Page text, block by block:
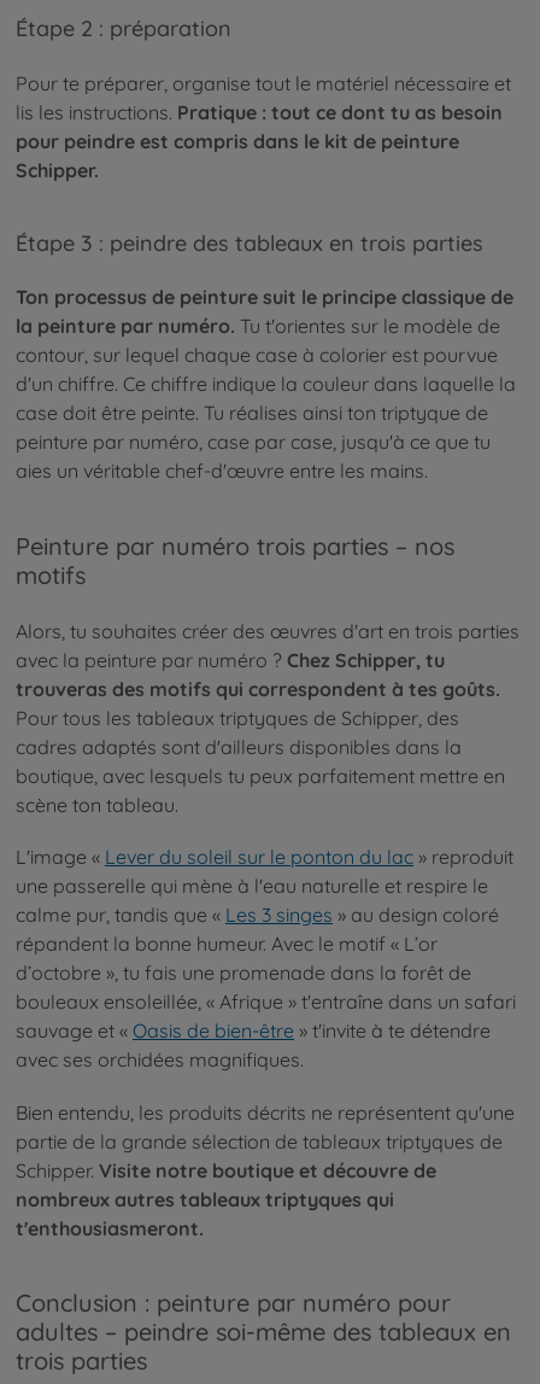
Étape 2 : préparation
Pour te préparer, organise tout le matériel nécessaire et
lis les instructions. Pratique : tout ce dont tu as besoin
pour peindre est compris dans le kit de peinture
Schipper.
Étape 3 : peindre des tableaux en trois parties
Ton processus de peinture suit le principe classique de
la peinture par numéro. Tu t'orientes sur le modèle de
contour, sur lequel chaque case à colorier est pourvue
d'un chiffre. Ce chiffre indique la couleur dans laquelle la
case doit être peinte. Tu réalises ainsi ton triptyque de
peinture par numéro, case par case, jusqu'à ce que tu
aies un véritable chef-d'œuvre entre les mains.
Peinture par numéro trois parties – nos
motifs
Alors, tu souhaites créer des œuvres d'art en trois parties
avec la peinture par numéro ? Chez Schipper, tu
trouveras des motifs qui correspondent à tes goûts.
Pour tous les tableaux triptyques de Schipper, des
cadres adaptés sont d'ailleurs disponibles dans la
boutique, avec lesquels tu peux parfaitement mettre en
scène ton tableau.
L'image « Lever du soleil sur le ponton du lac » reproduit
une passerelle qui mène à l'eau naturelle et respire le
calme pur, tandis que « Les 3 singes » au design coloré
répandent la bonne humeur. Avec le motif « L’or
d’octobre », tu fais une promenade dans la forêt de
bouleaux ensoleillée, « Afrique » t'entraîne dans un safari
sauvage et « Oasis de bien-être » t'invite à te détendre
avec ses orchidées magnifiques.
Bien entendu, les produits décrits ne représentent qu'une
partie de la grande sélection de tableaux triptyques de
Schipper. Visite notre boutique et découvre de
nombreux autres tableaux triptyques qui
t'enthousiasmeront.
Conclusion : peinture par numéro pour
adultes – peindre soi-même des tableaux en
trois parties